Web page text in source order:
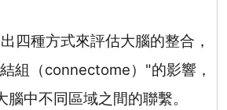
四種方式來評估大腦的整合，
組（connectome） "的影響，
中不同區域之間的聯繫。